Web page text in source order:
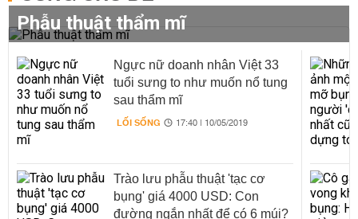
Phẫu thuật thẩm mĩ
Ngực nữ doanh nhân Việt 33
tuổi sưng to như muốn nổ tung
sau thẩm mĩ
LỐI SỐNG 17:40 | 10/05/2019
Trào lưu phẫu thuật 'tạc cơ
bụng' giá 4000 USD: Con
đường ngắn nhất để có 6 múi?